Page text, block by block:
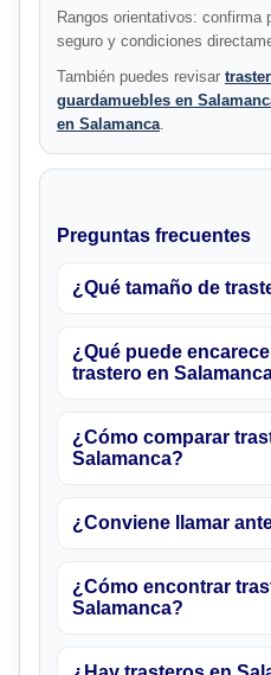
Rangos orientativos: confirma
seguro y condiciones
También puedes revisar
guardamuebles en
en Salamanca
Preguntas frecuentes
¿Qué tamaño de
¿Qué puede
trastero en
¿Cómo comparar
Salamanca?
¿Conviene llamar
¿Cómo encontrar
Salamanca?